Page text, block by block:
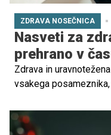
ZDRAVA NOSEČNICA
Nasveti za
prehrano v
Zdrava in
vsakega
vaš plod. Naše babice
nosečnica jesti za dva,